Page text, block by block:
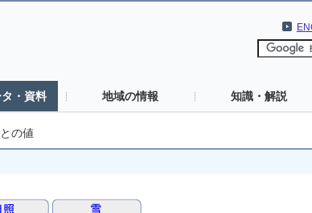
・資料 地域の情報 知識・解説
の値